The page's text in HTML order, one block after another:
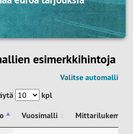
esimerkkihintoja
Valitse automalli
kpl
Vuosimalli
Mittarilukema